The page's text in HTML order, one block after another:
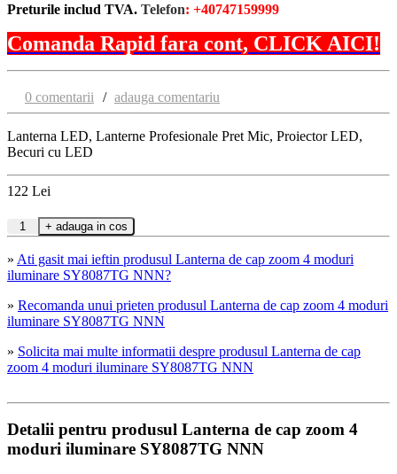
Preturile includ TVA. Telefon: +40747159999
Comanda Rapid fara cont, CLICK AICI!
0 comentarii / adauga comentariu
Lanterna LED, Lanterne Profesionale Pret Mic, Proiector LED,
Becuri cu LED
122 Lei
» Ati gasit mai ieftin produsul Lanterna de cap zoom 4 moduri
iluminare SY8087TG NNN?
» Recomanda unui prieten produsul Lanterna de cap zoom 4 moduri
iluminare SY8087TG NNN
» Solicita mai multe informatii despre produsul Lanterna de cap
zoom 4 moduri iluminare SY8087TG NNN
Detalii pentru produsul Lanterna de cap zoom 4
moduri iluminare SY8087TG NNN